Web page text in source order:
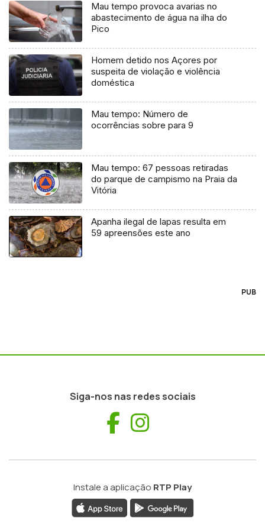
Mau tempo provoca avarias no
abastecimento de água na ilha do
Pico
Homem detido nos Açores por
suspeita de violação e violência
doméstica
Mau tempo: Número de
ocorrências sobre para 9
Mau tempo: 67 pessoas retiradas
do parque de campismo na Praia da
Vitória
Apanha ilegal de lapas resulta em
59 apreensões este ano
PUB
Siga-nos nas redes sociais
Facebook
Instale a aplicação RTP Play